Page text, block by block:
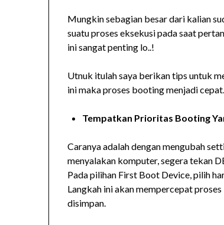
Mungkin sebagian besar dari kalian
suatu proses eksekusi pada saat
ini sangat penting lo..!
Utnuk itulah saya berikan tips untuk
ini maka proses booting menjadi
Tempatkan Prioritas Booting
Caranya adalah dengan mengubah
menyalakan komputer, segera tekan
Pada pilihan First Boot Device, pilih
Langkah ini akan mempercepat
disimpan.